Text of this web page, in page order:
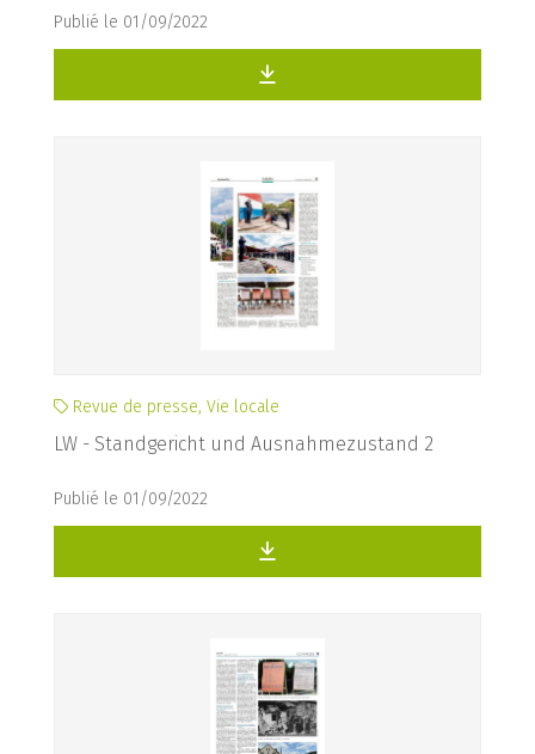
Publié le 01/09/2022
Revue de presse, Vie locale
LW - Standgericht und Ausnahmezustand 2
Publié le 01/09/2022